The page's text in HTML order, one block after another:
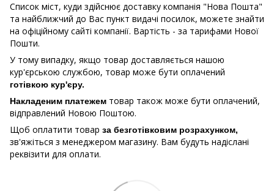
Список міст, куди здійснює доставку компанія "Нова Пошта"
та найближчий до Вас пункт видачі посилок, можете знайти
на офіційному сайті компанії. Вартість - за тарифами Нової
Пошти.
У тому випадку, якщо товар доставляється нашою
кур'єрською службою, товар може бути оплачений
готівкою кур'єру.
Накладеним платежем товар також може бути оплачений,
відправлений Новою Поштою.
Щоб оплатити товар за безготівковим розрахунком,
зв'яжіться з менеджером магазину. Вам будуть надіслані
реквізити для оплати.